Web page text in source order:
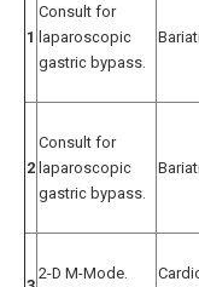
1
Consult for
laparoscopic
gastric bypass.
2
Consult for
laparoscopic
gastric bypass.
2-D M-Mode.